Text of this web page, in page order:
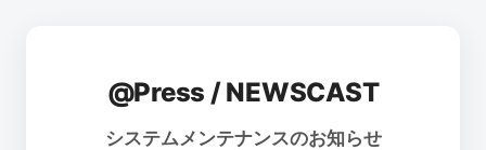
@Press / NEWSCAST
システムメンテナンスのお知らせ